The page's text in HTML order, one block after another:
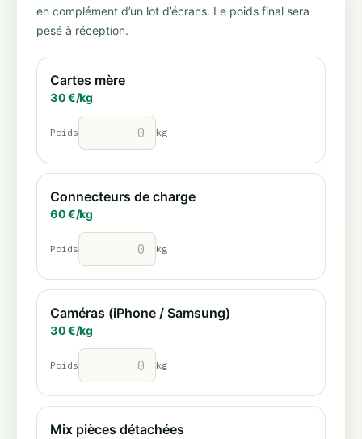
en complément d’un lot d’écrans. Le poids final sera
pesé à réception.
Cartes mère
30€/kg
Poids kg
Connecteurs de charge
60€/kg
Poids kg
Caméras (iPhone / Samsung)
30€/kg
Poids kg
Mix pièces détachées